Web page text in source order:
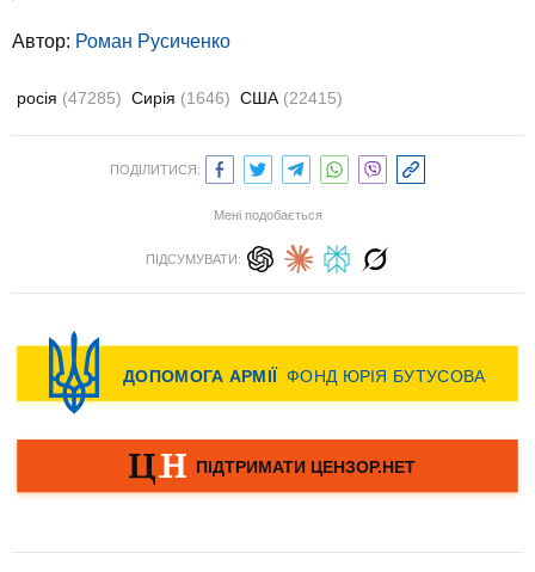
Автор: Роман Русиченко
росія (47285) Сирія (1646) США (22415)
ПОДІЛИТИСЯ:
Мені подобається
ПІДСУМУВАТИ: